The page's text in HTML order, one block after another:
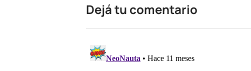
Dejá tu comentario